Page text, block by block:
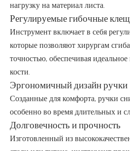
нагрузку на материал листа.
Регулируемые гибочные
Инструмент включает в себя
которые позволяют хирургам
точностью, обеспечивая
кости.
Эргономичный дизайн ручки
Созданные для комфорта, ручки
особенно во время длительных и
Долговечность и прочность
Изготовленный из